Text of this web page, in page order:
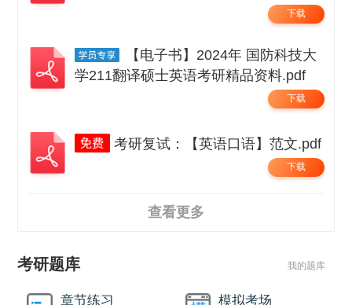
下载
【电子书】2024年 国防科技大
学211翻译硕士英语考研精品资料.pdf
下载
考研复试：【英语口语】范文.pdf
下载
查看更多
考研题库 我的题库
章节练习 模拟考场